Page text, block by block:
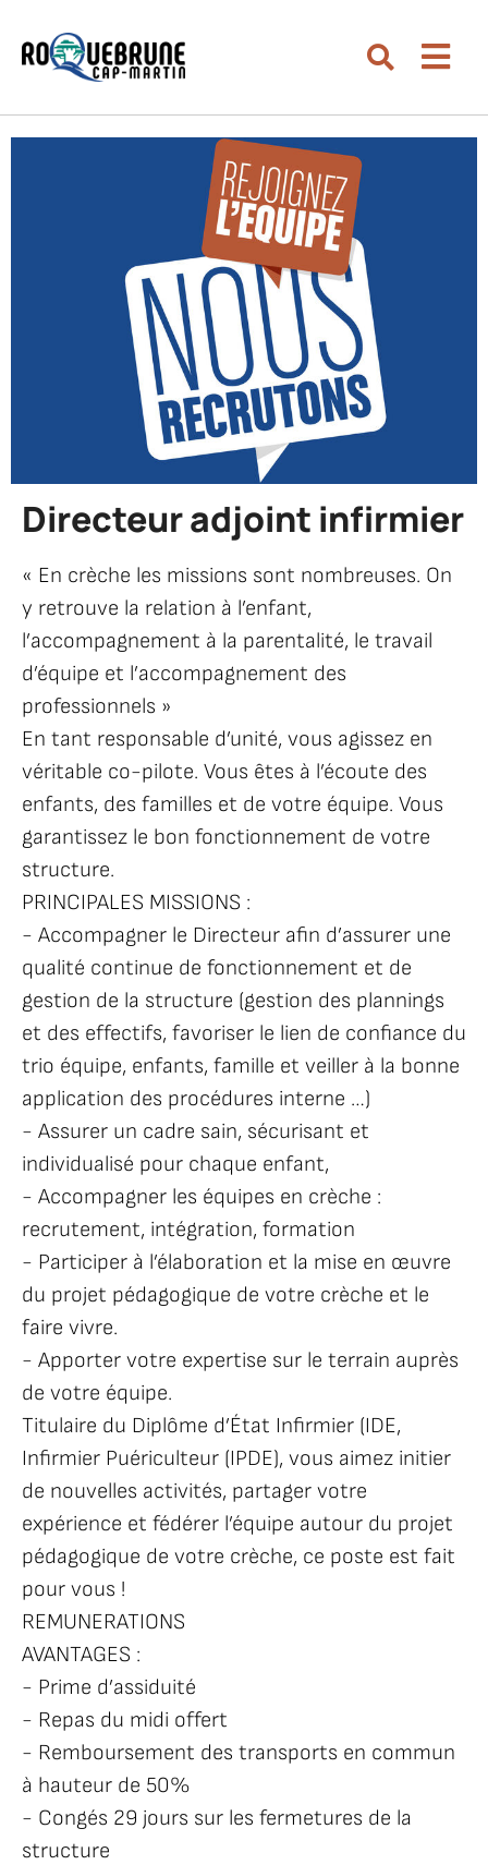
Aller à la recherche
Rechercher
Accueil
Votre
Ma
mairie
Recrutement
adjoint
infirmier
Directeur adjoint infirmier
« En crèche les missions sont nombreuses. On
y retrouve la relation à l’enfant,
l’accompagnement à la parentalité, le travail
d’équipe et l’accompagnement des
professionnels »
En tant responsable d’unité, vous agissez en
véritable co-pilote. Vous êtes à l’écoute des
enfants, des familles et de votre équipe. Vous
garantissez le bon fonctionnement de votre
structure.
PRINCIPALES MISSIONS :
- Accompagner le Directeur afin d’assurer une
qualité continue de fonctionnement et de
gestion de la structure (gestion des plannings
et des effectifs, favoriser le lien de confiance du
trio équipe, enfants, famille et veiller à la bonne
application des procédures interne …)
- Assurer un cadre sain, sécurisant et
individualisé pour chaque enfant,
- Accompagner les équipes en crèche :
recrutement, intégration, formation
- Participer à l’élaboration et la mise en œuvre
du projet pédagogique de votre crèche et le
faire vivre.
- Apporter votre expertise sur le terrain auprès
de votre équipe.
Titulaire du Diplôme d’État Infirmier (IDE,
Infirmier Puériculteur (IPDE), vous aimez initier
de nouvelles activités, partager votre
expérience et fédérer l’équipe autour du projet
pédagogique de votre crèche, ce poste est fait
pour vous !
REMUNERATIONS
AVANTAGES :
- Prime d’assiduité
- Repas du midi offert
- Remboursement des transports en commun
à hauteur de 50%
- Congés 29 jours sur les fermetures de la
structure